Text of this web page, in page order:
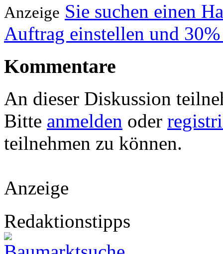
Anzeige Sie suchen einen
Auftrag einstellen und
Kommentare
An dieser Diskussion
Bitte anmelden oder
teilnehmen zu können.
Anzeige
Redaktionstipps